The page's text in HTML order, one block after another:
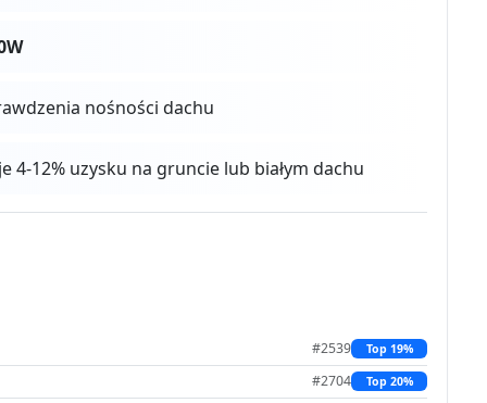
nośności dachu
4-12% uzysku na gruncie lub białym dachu
#2539 Top 19%
#2704 Top 20%